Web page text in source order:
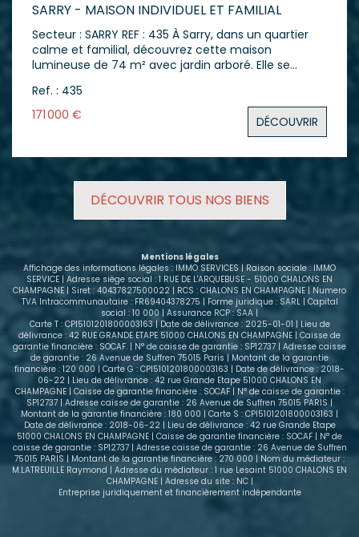
SARRY - MAISON INDIVIDUEL ET FAMILIAL
Secteur : SARRY REF : 435 À Sarry, dans un quartier
calme et familial, découvrez cette maison
lumineuse de 74 m² avec jardin arboré. Elle se
indépendante, d'un séjour lumineux et traversant,
d'un dégagement desservant deux chambres, une
salle de bain avec douche et un WC indépendant.
Le grenier est aménageable et offre une belle
possibilité d'agrandissement : chambres
supplémentaires, bureau ou espace loisirs, selon vos
besoins. Dans le quartier, divers maisons similaires
ont déjà été transformées et agrandies, montrant
le potentiel réel du bien. La maison bénéficie d'un
chaufferie et une cuisine d'été, offrant de
nombreux espaces de rangement et de bricolage. À
l'extérieur, vous profiterez d'un jardin d'environ 600
m², arboré et agréable, avec deux terrasses (avant
et arrière), idéal pour les repas d'été, les jeux
d'enfants ou les moments de détente. Travaux de
modernisation pour améliorer le confort et les
performances énergétiques. Les menuiseries sont
déjà en double vitrage. Un emplacement idéal pour
une vie de famille : - Proximité immédiate des
écoles maternelle et primaire - Accès rapide au
centre de SARRY - Environnement agréable et
familial - Facilité RN44
Ref. : 435
171 000 €
DÉCOUVRIR
DÉCOUVRIR TOUS NOS BIENS
Mentions légales
Affichage des informations légales : IMMO SERVICES | Raison sociale : IMMO
SERVICE | Adresse siège social : 1 RUE DE L'ARQUEBUSE - 51000 CHALONS EN
CHAMPAGNE | Siret : 40437827500022 | RCS : CHALONS EN CHAMPAGNE | Numero
TVA Intracommunautaire : FR69404378275 | Forme juridique : SARL | Capital
social : 10 000 | Assurance RCP : SAA |
Carte T : CPI5101201800003163 | Date de délivrance : 2025-01-01 | Lieu de
délivrance : 42 RUE GRANDE ETAPE 51000 CHALONS EN CHAMPAGNE | Caisse de
garantie financière : SOCAF. | N° de caisse de garantie : SP12737 | Adresse caisse
de garantie : 26 Avenue de Suffren 75015 Paris | Montant de la garantie
financière : 120 000 | Carte G : CPI5101201800003163 | Date de délivrance : 2018-
06-22 | Lieu de délivrance : 42 rue Grande Etape 51000 CHALONS EN
CHAMPAGNE | Caisse de garantie financière : SOCAF | N° de caisse de garantie :
SP12737 | Adresse caisse de garantie : 26 Avenue de Suffren 75015 PARIS |
Montant de la garantie financière : 180 000 | Carte S : CPI5101201800003163 |
Date de délivrance : 2018-06-22 | Lieu de délivrance : 42 rue Grande Etape
51000 CHALONS EN CHAMPAGNE | Caisse de garantie financière : SOCAF | N° de
caisse de garantie : SP12737 | Adresse caisse de garantie : 26 Avenue de Suffren
75015 PARIS | Montant de la garantie financière : 270 000 | Nom du médiateur :
M.LATREUILLE Raymond | Adresse du médiateur : 1 rue Lesaint 51000 CHALONS EN
CHAMPAGNE | Adresse du site : NC |
Entreprise juridiquement et financièrement indépendante